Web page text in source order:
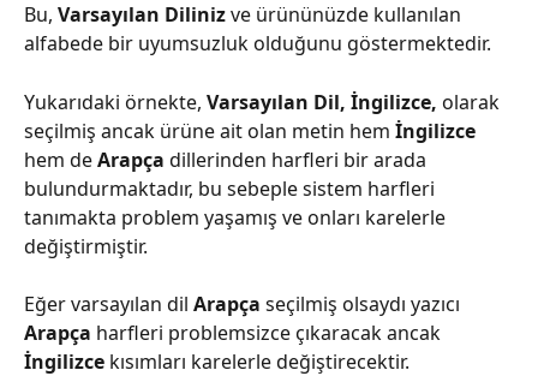
Bu, Varsayılan Diliniz ve ürününüzde kullanılan
alfabede bir uyumsuzluk olduğunu göstermektedir.
Yukarıdaki örnekte, Varsayılan Dil, İngilizce, olarak
seçilmiş ancak ürüne ait olan metin hem İngilizce
hem de Arapça dillerinden harfleri bir arada
bulundurmaktadır, bu sebeple sistem harfleri
tanımakta problem yaşamış ve onları karelerle
değiştirmiştir.
Eğer varsayılan dil Arapça seçilmiş olsaydı yazıcı
Arapça harfleri problemsizce çıkaracak ancak
İngilizce kısımları karelerle değiştirecektir.